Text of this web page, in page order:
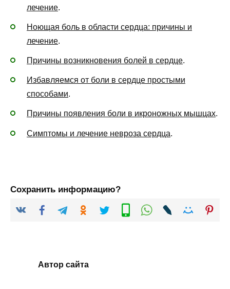
лечение.
Ноющая боль в области сердца: причины и
лечение.
Причины возникновения болей в сердце.
Избавляемся от боли в сердце простыми
способами.
Причины появления боли в икроножных мышцах.
Симптомы и лечение невроза сердца.
Сохранить информацию?
Автор сайта